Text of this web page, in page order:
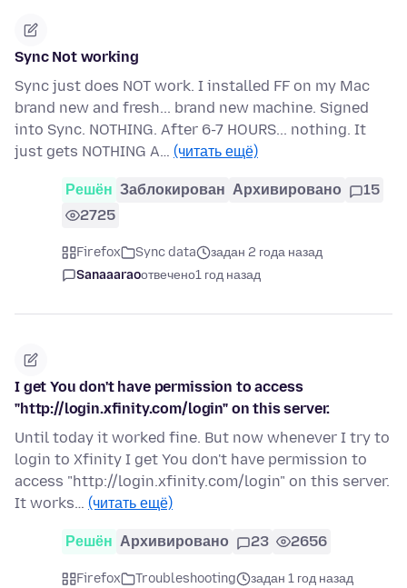
Sync Not working
Sync just does NOT work. I installed FF on my Mac
brand new and fresh... brand new machine. Signed
into Sync. NOTHING. After 6-7 HOURS... nothing. It
just gets NOTHING A… (читать ещё)
Решён Заблокирован Архивировано
15
2725
Firefox Sync data
задан 2 года назад
Sanaaaraoотвечено1 год назад
I get You don't have permission to access
"http://login.xfinity.com/login" on this server.
Until today it worked fine. But now whenever I try to
login to Xfinity I get You don't have permission to
access "http://login.xfinity.com/login" on this server.
It works… (читать ещё)
Решён Архивировано 23 2656
Firefox Troubleshooting
задан 1 год назад